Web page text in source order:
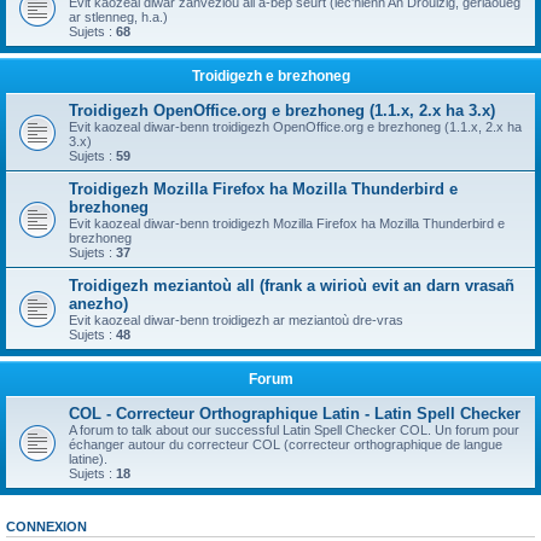
ar stlenneg, h.a.)
Sujets : 68
Troidigezh e brezhoneg
Troidigezh OpenOffice.org e brezhoneg (1.1.x, 2.x ha 3.x)
Evit kaozeal diwar-benn troidigezh OpenOffice.org e brezhoneg (1.1.x, 2.x ha
3.x)
Sujets : 59
Troidigezh Mozilla Firefox ha Mozilla Thunderbird e
brezhoneg
Evit kaozeal diwar-benn troidigezh Mozilla Firefox ha Mozilla Thunderbird e
brezhoneg
Sujets : 37
Troidigezh meziantoù all (frank a wirioù evit an darn vrasañ
anezho)
Evit kaozeal diwar-benn troidigezh ar meziantoù dre-vras
Sujets : 48
Forum
COL - Correcteur Orthographique Latin - Latin Spell Checker
A forum to talk about our successful Latin Spell Checker COL. Un forum pour
échanger autour du correcteur COL (correcteur orthographique de langue
latine).
Sujets : 18
CONNEXION